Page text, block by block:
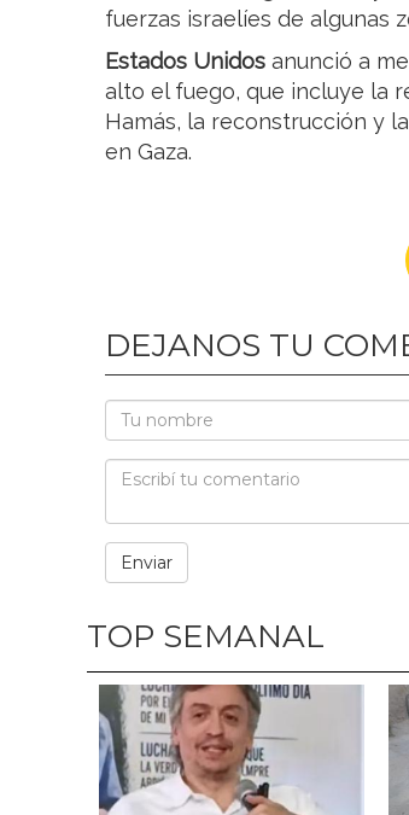
fuerzas israelíes de algunas
Estados Unidos anunció a
alto el fuego, que incluye la
Hamás, la reconstrucción y
en Gaza.
DEJANOS TU
TOP SEMANAL